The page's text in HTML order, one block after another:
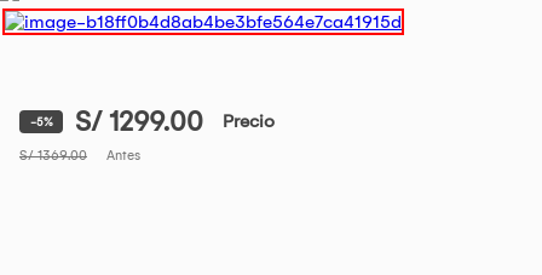
-5% S/ 1299.00 Precio
S/ 1369.00 Antes